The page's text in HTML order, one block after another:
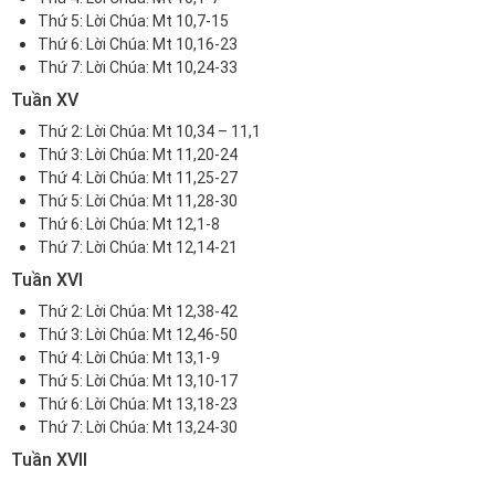
Thứ 5: Lời Chúa: Mt 10,7-15
Thứ 6: Lời Chúa: Mt 10,16-23
Thứ 7: Lời Chúa: Mt 10,24-33
Tuần XV
Thứ 2: Lời Chúa: Mt 10,34 – 11,1
Thứ 3: Lời Chúa: Mt 11,20-24
Thứ 4: Lời Chúa: Mt 11,25-27
Thứ 5: Lời Chúa: Mt 11,28-30
Thứ 6: Lời Chúa: Mt 12,1-8
Thứ 7: Lời Chúa: Mt 12,14-21
Tuần XVI
Thứ 2: Lời Chúa: Mt 12,38-42
Thứ 3: Lời Chúa: Mt 12,46-50
Thứ 4: Lời Chúa: Mt 13,1-9
Thứ 5: Lời Chúa: Mt 13,10-17
Thứ 6: Lời Chúa: Mt 13,18-23
Thứ 7: Lời Chúa: Mt 13,24-30
Tuần XVII